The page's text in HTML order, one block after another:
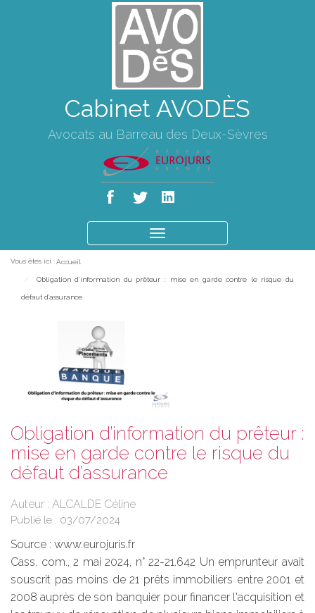
Cabinet AVODÈS
Avocats au Barreau des Deux-Sèvres
le
Vous êtes ici : Accueil
Obligation d’information du prêteur : mise en garde contre le risque du
défaut d’assurance
Obligation d’information du prêteur :
mise en garde contre le risque du
défaut d’assurance
Auteur : ALCALDE Céline
Publié le : 03/07/2024
Source : www.eurojuris.fr
Cass. com., 2 mai 2024, n° 22-21.642 Un emprunteur avait
souscrit pas moins de 21 prêts immobiliers entre 2001 et
2008 auprès de son banquier pour financer l'acquisition et